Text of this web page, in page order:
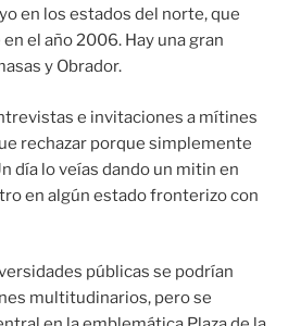
en los estados del norte, que
el año 2006. Hay una gran
y Obrador.
e invitaciones a mítines
rechazar porque simplemente
día lo veías dando un mitin en
en algún estado fronterizo con
públicas se podrían
multitudinarios, pero se